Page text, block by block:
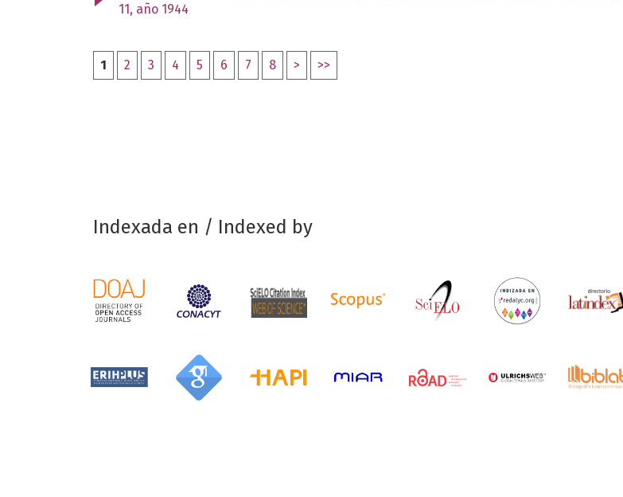
11, año 1944
1 2 3 4 5 6 7 8 > >>
Indexada en / Indexed by